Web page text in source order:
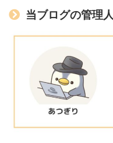
当ブログの管理人